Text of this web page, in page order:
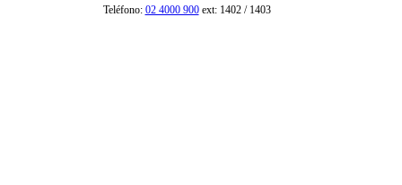
Teléfono: 02 4000 900ext: 1402 / 1403